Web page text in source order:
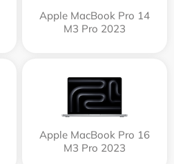
Apple MacBook Pro 14
M3 Pro 2023
Apple MacBook Pro 16
M3 Pro 2023